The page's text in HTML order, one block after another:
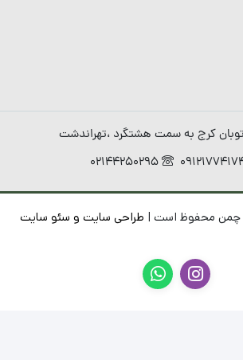
کرج به سمت هشتگرد ،تهراندشت
02144250295
چمن محفوظ است | طراحی سایت و سئو سایت